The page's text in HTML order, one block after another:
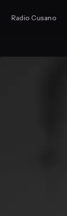
Radio Cusano